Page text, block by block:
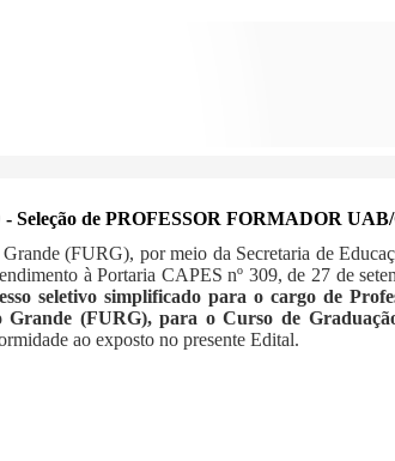
- Seleção de PROFESSOR FORMADOR
(FURG), por meio da Secretaria de
à Portaria CAPES nº 309, de 27 de
seletivo simplificado para o cargo de
(FURG), para o Curso de
ao exposto no presente Edital.